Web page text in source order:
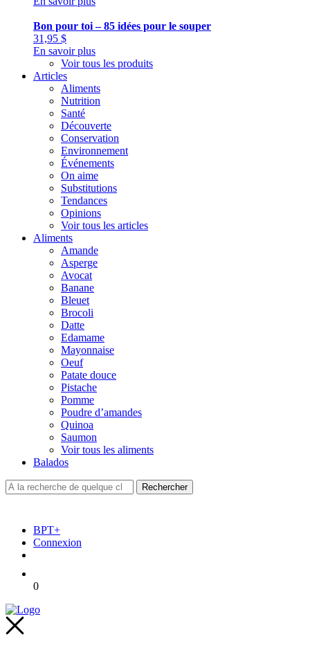
Bon pour toi – 85 idées pour le souper
31,95 $
En savoir plus
Voir tous les produits
Articles
Aliments
Nutrition
Santé
Découverte
Conservation
Environnement
Événements
On aime
Substitutions
Tendances
Opinions
Voir tous les articles
Aliments
Amande
Asperge
Avocat
Banane
Bleuet
Brocoli
Datte
Edamame
Mayonnaise
Oeuf
Patate douce
Pistache
Pomme
Poudre d’amandes
Quinoa
Saumon
Voir tous les aliments
Balados
BPT+
Connexion
0